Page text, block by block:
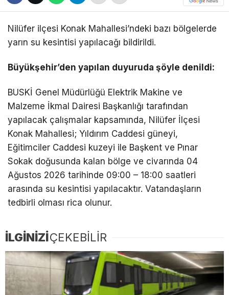
Nilüfer ilçesi Konak Mahallesi’ndeki bazı bölgelerde
yarın su kesintisi yapılacağı bildirildi.
Büyükşehir’den yapılan duyuruda şöyle denildi:
BUSKİ Genel Müdürlüğü Elektrik Makine ve
Malzeme İkmal Dairesi Başkanlığı tarafından
yapılacak çalışmalar kapsamında, Nilüfer İlçesi
Konak Mahallesi; Yıldırım Caddesi güneyi,
Eğitimciler Caddesi kuzeyi ile Başkent ve Pınar
Sokak doğusunda kalan bölge ve civarında 04
Ağustos 2026 tarihinde 09:00 – 18:00 saatleri
arasında su kesintisi yapılacaktır. Vatandaşların
tedbirli olması rica olunur.
İLGİNİZİÇEKEBİLİR